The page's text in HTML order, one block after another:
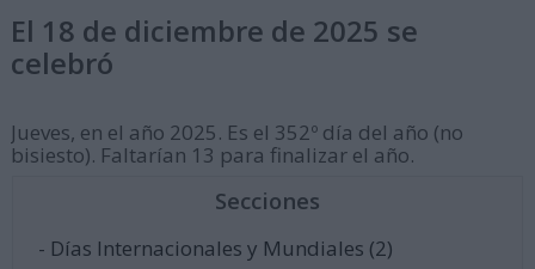
El 18 de diciembre de 2025 se
celebró
Jueves, en el año 2025. Es el 352º día del año (no
bisiesto). Faltarían 13 para finalizar el año.
Secciones
- Días Internacionales y Mundiales (2)